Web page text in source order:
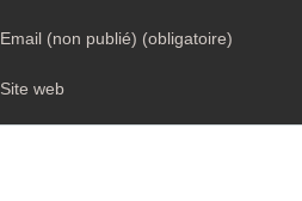
Email (non publié) (obligatoire)
Site web